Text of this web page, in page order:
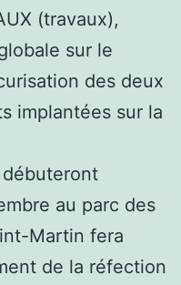
(travaux),
sur le
des deux
implantées sur la
au parc des
Martin fera
de la réfection